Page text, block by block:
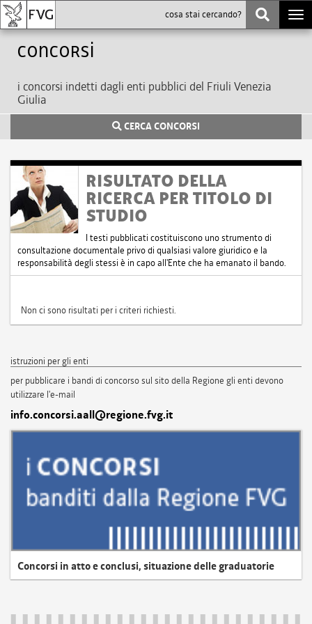
Concorsi
i concorsi indetti dagli enti pubblici del Friuli Venezia
Giulia
CERCA CONCORSI
RISULTATO DELLA
RICERCA PER TITOLO DI
STUDIO
I testi pubblicati costituiscono uno strumento di
consultazione documentale privo di qualsiasi valore giuridico e la
responsabilità degli stessi è in capo all'Ente che ha emanato il bando.
Non ci sono risultati per i criteri richiesti.
istruzioni per gli enti
per pubblicare i bandi di concorso sul sito della Regione gli enti devono
utilizzare l'e-mail
info.concorsi.aall@regione.fvg.it
Concorsi in atto e conclusi, situazione delle graduatorie